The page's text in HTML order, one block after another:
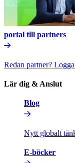
portal till partners​​
Redan partner?
Lär dig & Anslut​​
Blog​​
Nytt globalt
E-böcker​​